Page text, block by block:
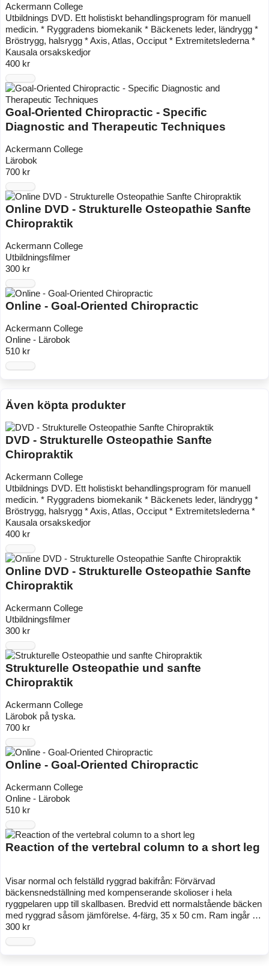
Ackermann College
Utbildnings DVD. Ett holistiskt behandlingsprogram för manuell
medicin. * Ryggradens biomekanik * Bäckenets leder, ländrygg *
Bröstrygg, halsrygg * Axis, Atlas, Occiput * Extremitetslederna *
Kausala orsakskedjor
400 kr
Goal-Oriented Chiropractic - Specific
Diagnostic and Therapeutic Techniques
Ackermann College
Lärobok
700 kr
Online DVD - Strukturelle Osteopathie Sanfte
Chiropraktik
Ackermann College
Utbildningsfilmer
300 kr
Online - Goal-Oriented Chiropractic
Ackermann College
Online - Lärobok
510 kr
Även köpta produkter
DVD - Strukturelle Osteopathie Sanfte
Chiropraktik
Ackermann College
Utbildnings DVD. Ett holistiskt behandlingsprogram för manuell
medicin. * Ryggradens biomekanik * Bäckenets leder, ländrygg *
Bröstrygg, halsrygg * Axis, Atlas, Occiput * Extremitetslederna *
Kausala orsakskedjor
400 kr
Online DVD - Strukturelle Osteopathie Sanfte
Chiropraktik
Ackermann College
Utbildningsfilmer
300 kr
Strukturelle Osteopathie und sanfte
Chiropraktik
Ackermann College
Lärobok på tyska.
700 kr
Online - Goal-Oriented Chiropractic
Ackermann College
Online - Lärobok
510 kr
Reaction of the vertebral column to a short leg
Visar normal och felställd ryggrad bakifrån: Förvärvad
bäckensnedställning med kompenserande skolioser i hela
ryggpelaren upp till skallbasen. Bredvid ett normalstående bäcken
med ryggrad såsom jämförelse. 4-färg, 35 x 50 cm. Ram ingår …
300 kr